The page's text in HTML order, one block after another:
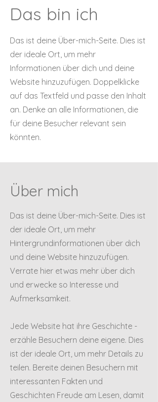
Das bin ich
Das ist deine Über-mich-Seite. Dies ist
der ideale Ort, um mehr
Informationen über dich und deine
Website hinzuzufügen. Doppelklicke
auf das Textfeld und passe den Inhalt
an. Denke an alle Informationen, die
für deine Besucher relevant sein
könnten.
Über mich
Das ist deine Über-mich-Seite. Dies ist
der ideale Ort, um mehr
Hintergrundinformationen über dich
und deine Website hinzuzufügen.
Verrate hier etwas mehr über dich
und erwecke so Interesse und
Aufmerksamkeit.
Jede Website hat ihre Geschichte -
erzähle Besuchern deine eigene. Dies
ist der ideale Ort, um mehr Details zu
teilen. Bereite deinen Besuchern mit
interessanten Fakten und
Geschichten Freude am Lesen, damit